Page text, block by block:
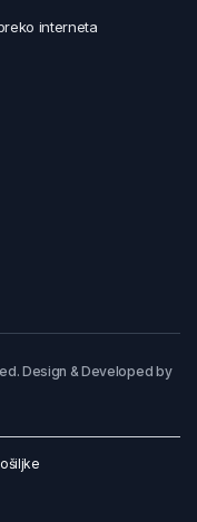
interneta
Design & Developed by